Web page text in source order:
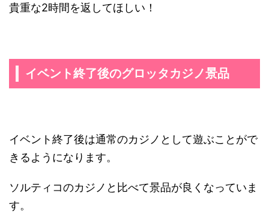
貴重な2時間を返してほしい！
イベント終了後のグロッタカジノ景品
イベント終了後は通常のカジノとして遊ぶことがで
きるようになります。
ソルティコのカジノと比べて景品が良くなっていま
す。